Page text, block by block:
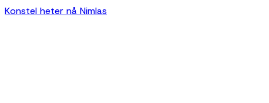
Konstel heter nå Nimlas